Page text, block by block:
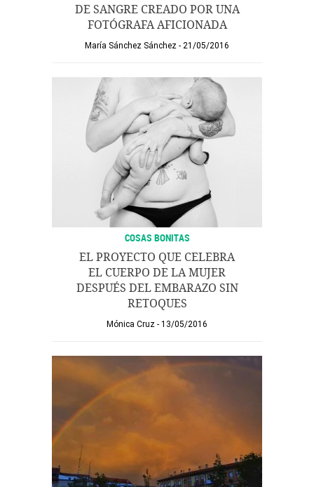
DE SANGRE CREADO POR UNA
FOTÓGRAFA AFICIONADA
María Sánchez Sánchez 21/05/2016
COSAS BONITAS
EL PROYECTO QUE CELEBRA
EL CUERPO DE LA MUJER
DESPUÉS DEL EMBARAZO SIN
RETOQUES
Mónica Cruz 13/05/2016